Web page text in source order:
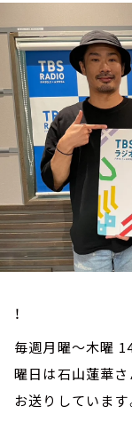
イベント・
YouTube
会社情報
！
毎週月曜～木曜
曜日は石山蓮華
お送りしています